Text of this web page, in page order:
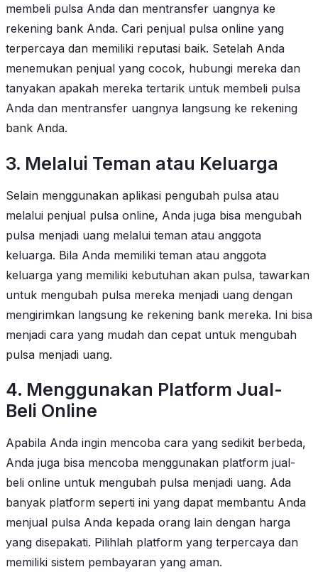
membeli pulsa Anda dan mentransfer uangnya ke
rekening bank Anda. Cari penjual pulsa online yang
terpercaya dan memiliki reputasi baik. Setelah Anda
menemukan penjual yang cocok, hubungi mereka dan
tanyakan apakah mereka tertarik untuk membeli pulsa
Anda dan mentransfer uangnya langsung ke rekening
bank Anda.
3. Melalui Teman atau Keluarga
Selain menggunakan aplikasi pengubah pulsa atau
melalui penjual pulsa online, Anda juga bisa mengubah
pulsa menjadi uang melalui teman atau anggota
keluarga. Bila Anda memiliki teman atau anggota
keluarga yang memiliki kebutuhan akan pulsa, tawarkan
untuk mengubah pulsa mereka menjadi uang dengan
mengirimkan langsung ke rekening bank mereka. Ini bisa
menjadi cara yang mudah dan cepat untuk mengubah
pulsa menjadi uang.
4. Menggunakan Platform Jual-
Beli Online
Apabila Anda ingin mencoba cara yang sedikit berbeda,
Anda juga bisa mencoba menggunakan platform jual-
beli online untuk mengubah pulsa menjadi uang. Ada
banyak platform seperti ini yang dapat membantu Anda
menjual pulsa Anda kepada orang lain dengan harga
yang disepakati. Pilihlah platform yang terpercaya dan
memiliki sistem pembayaran yang aman.